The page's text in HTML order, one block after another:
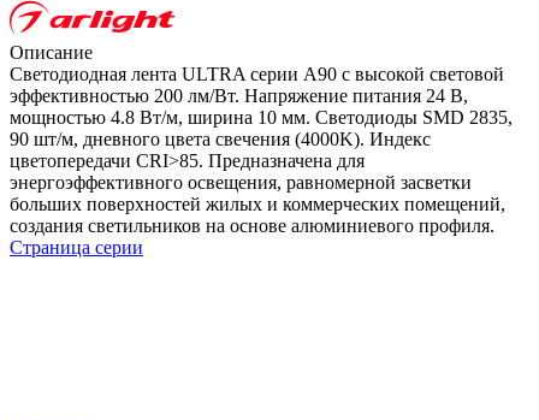
Описание
Светодиодная лента ULTRA серии A90 с высокой световой
эффективностью 200 лм/Вт. Напряжение питания 24 В,
мощностью 4.8 Вт/м, ширина 10 мм. Светодиоды SMD 2835,
90 шт/м, дневного цвета свечения (4000K). Индекс
цветопередачи CRI>85. Предназначена для
энергоэффективного освещения, равномерной засветки
больших поверхностей жилых и коммерческих помещений,
создания светильников на основе алюминиевого профиля.
Страница серии